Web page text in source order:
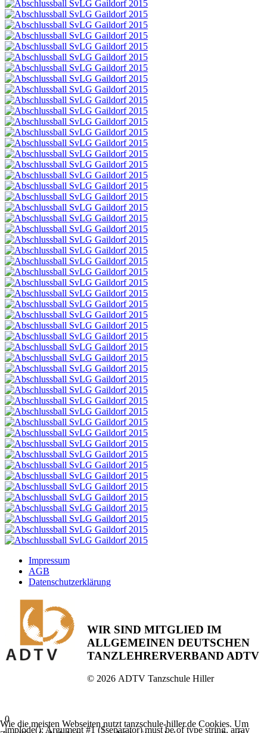
Impressum
AGB
Datenschutzerklärung
WIR SIND MITGLIED IM
ALLGEMEINEN DEUTSCHEN
TANZLEHRERVERBAND ADTV
© 2026 ADTV Tanzschule Hiller
Wie die meisten Webseiten nutzt tanzschule-hiller.de Cookies. Um
0
implode(): Argument #1 ($separator) must be of type string, array